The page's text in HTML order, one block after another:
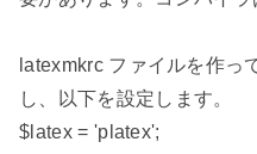
latexmkrc ファイルを作っ
し、以下を設定します。
$latex = 'platex';